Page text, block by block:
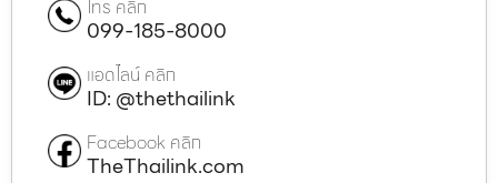
โทร คลิก
099-185-8000
แอดไลน์ คลิก
ID: @thethailink
Facebook คลิก
TheThailink.com